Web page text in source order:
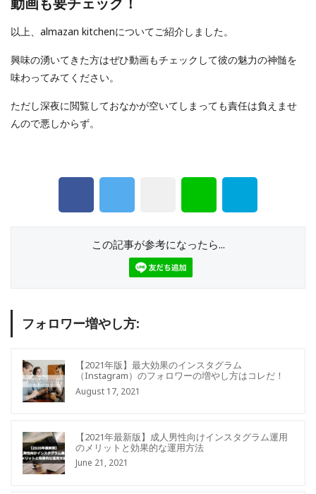
以上、almazan kitchenについてご紹介しました。
興味の湧いてきた方はぜひ動画もチェックして彼の魅力の神髄を
味わってみてください。
ただし深夜に閲覧しておなかが空いてしまっても責任は負えませ
んので悪しからず。
この記事が参考になったら...
フォロワー増やし方:
【2021年版】最大効果のインスタグラム
（Instagram）のフォロワーの増やし方はコレだ！
August 17, 2021
【2021年最新版】成人男性向けインスタグラム運用
のメリットと効果的な運用方法
June 21, 2021